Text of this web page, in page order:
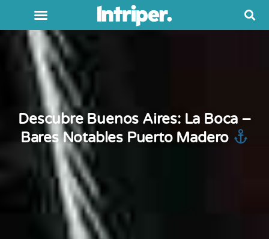
Descubre Buenos Aires: La Boca –
Bares Notables Puerto Madero